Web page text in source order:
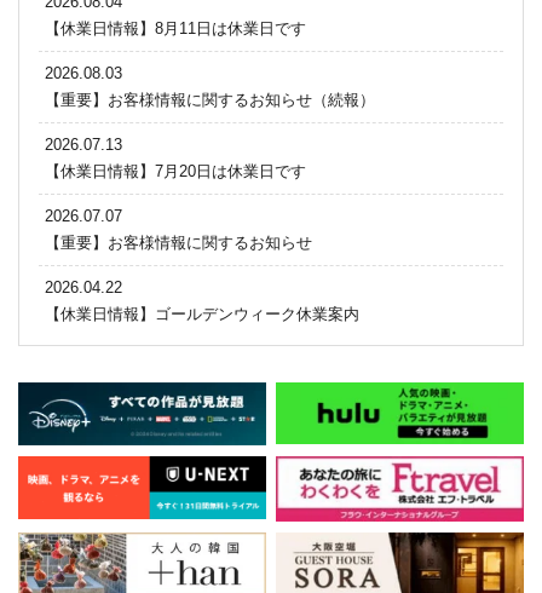
【休業日情報】8月11日は休業日です
2026.08.03
【重要】お客様情報に関するお知らせ（続報）
2026.07.13
【休業日情報】7月20日は休業日です
2026.07.07
【重要】お客様情報に関するお知らせ
2026.04.22
【休業日情報】ゴールデンウィーク休業案内